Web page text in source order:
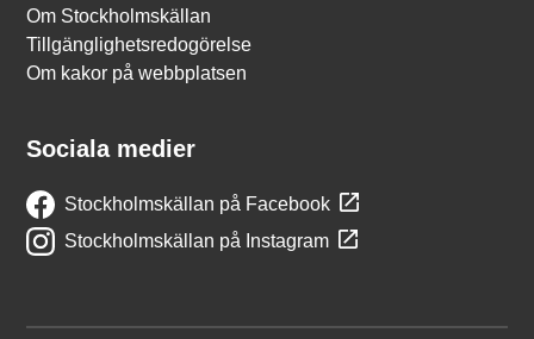
Om Stockholmskällan
Tillgänglighetsredogörelse
Om kakor på webbplatsen
Sociala medier
Stockholmskällan på Facebook
Stockholmskällan på Instagram